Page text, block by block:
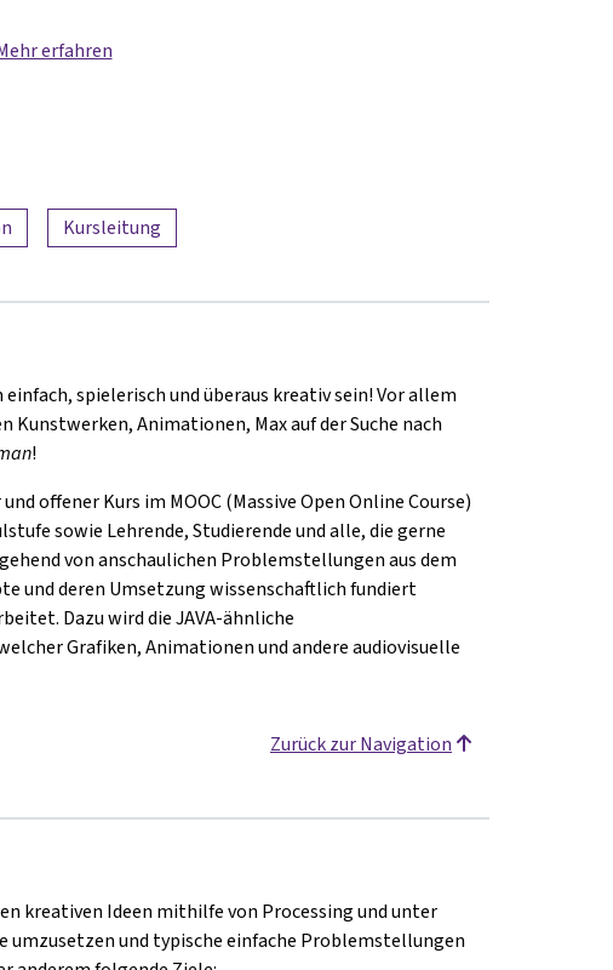
erfahren
Kursleitung
spielerisch und überaus kreativ sein! Vor allem
Kunstwerken, Animationen, Max auf der Suche nach
!
offener Kurs im MOOC (Massive Open Online Course)
sowie Lehrende, Studierende und alle, die gerne
von anschaulichen Problemstellungen aus dem
und deren Umsetzung wissenschaftlich fundiert
Dazu wird die JAVA-ähnliche
Grafiken, Animationen und andere audiovisuelle
Zurück zur Navigation
kreativen Ideen mithilfe von Processing und unter
und typische einfache Problemstellungen